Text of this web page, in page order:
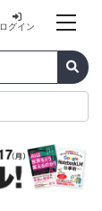
ログイン